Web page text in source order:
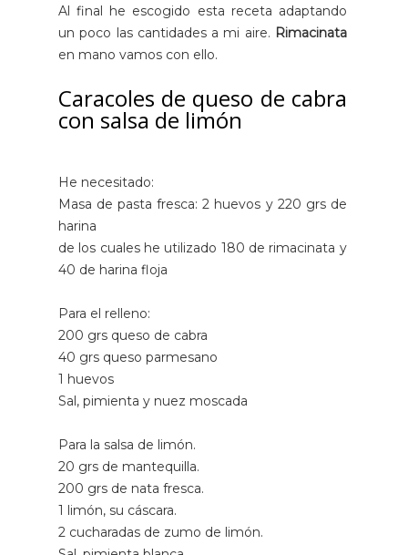
Al final he escogido esta receta adaptando
un poco las cantidades a mi aire. Rimacinata
en mano vamos con ello.
Caracoles de queso de cabra
con salsa de limón
He necesitado:
Masa de pasta fresca: 2 huevos y 220 grs de
harina
de los cuales he utilizado 180 de rimacinata y
40 de harina floja
Para el relleno:
200 grs queso de cabra
40 grs queso parmesano
1 huevos
Sal, pimienta y nuez moscada
Para la salsa de limón.
20 grs de mantequilla.
200 grs de nata fresca.
1 limón, su cáscara.
2 cucharadas de zumo de limón.